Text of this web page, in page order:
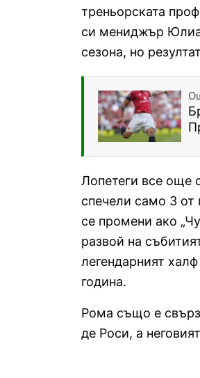
треньорската
си мениджър
сезона, но
Лопетеги все още
спечели само 3 от
се промени ако
развой на
легендарният
година.
Рома също е
де Роси, а